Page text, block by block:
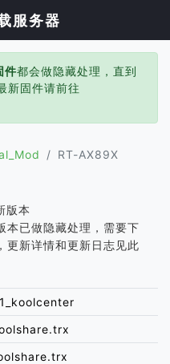
服务器
件都会做隐藏处理，直到
新固件请前往
RT-AX89X
版本
本已做隐藏处理，需要下
，更新详情和更新日志见此